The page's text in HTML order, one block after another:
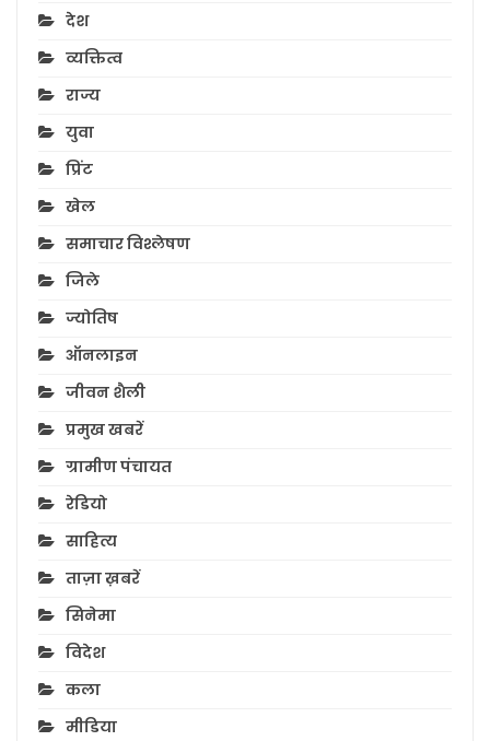
देश
व्यक्तित्व
राज्य
युवा
प्रिंट
खेल
समाचार विश्लेषण
जिले
ज्योतिष
ऑनलाइन
जीवन शैली
प्रमुख खबरें
ग्रामीण पंचायत
रेडियो
साहित्य
ताज़ा ख़बरें
सिनेमा
विदेश
कला
मीडिया